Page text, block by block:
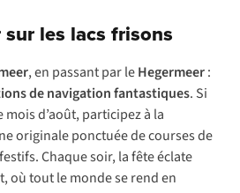
les lacs frisons
, en passant par leHegermeer:
de navigation fantastiques. Si
d’août, participez à la
originale ponctuée de courses de
Chaque soir, la fête éclate
où tout le monde se rend en